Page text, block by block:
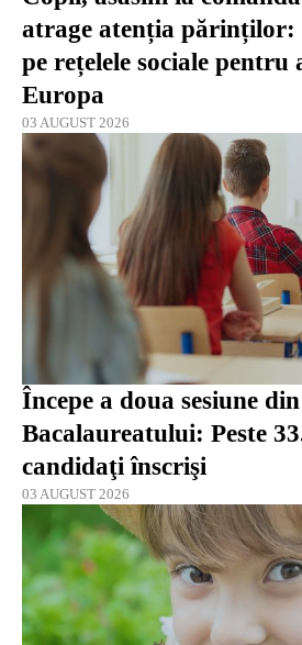
atrage atenția
pe rețelele sociale pentru
Europa
03 AUGUST 2026
Începe a doua sesiune
Bacalaureatului: Peste
candidaţi înscrişi
03 AUGUST 2026